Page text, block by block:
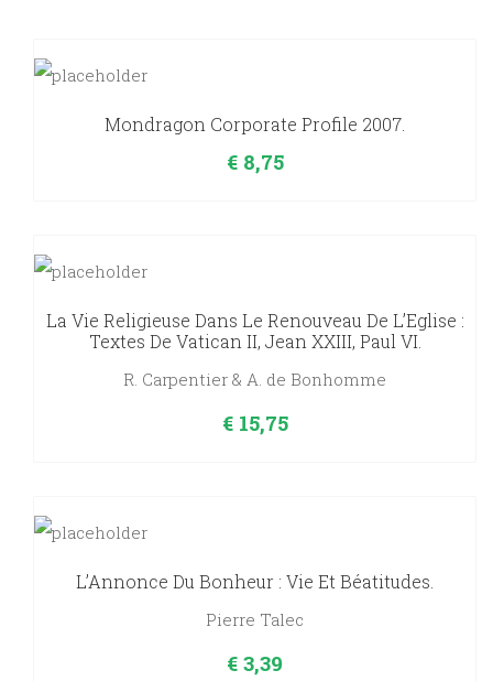
Mondragon Corporate Profile 2007.
€8,75
La Vie Religieuse Dans Le Renouveau De L’Eglise :
Textes De Vatican II, Jean XXIII, Paul VI.
R. Carpentier & A. de Bonhomme
€15,75
L’Annonce Du Bonheur : Vie Et Béatitudes.
Pierre Talec
€ 3,39